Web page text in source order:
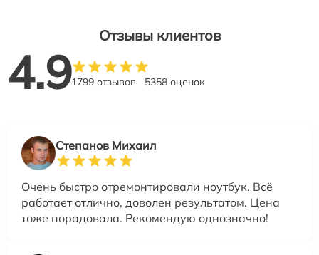
Отзывы клиентов
4.91799 отзывов 5358 оценок
Степанов Михаил
Очень быстро отремонтировали ноутбук. Всё
работает отлично, доволен результатом. Цена
тоже порадовала. Рекомендую однозначно!